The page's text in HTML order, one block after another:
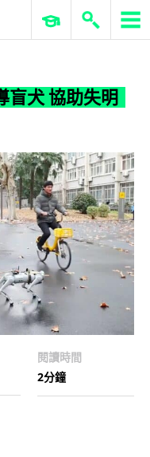
ERP 與商業 AI
盲犬 協助失明
閱讀時間
2分鐘